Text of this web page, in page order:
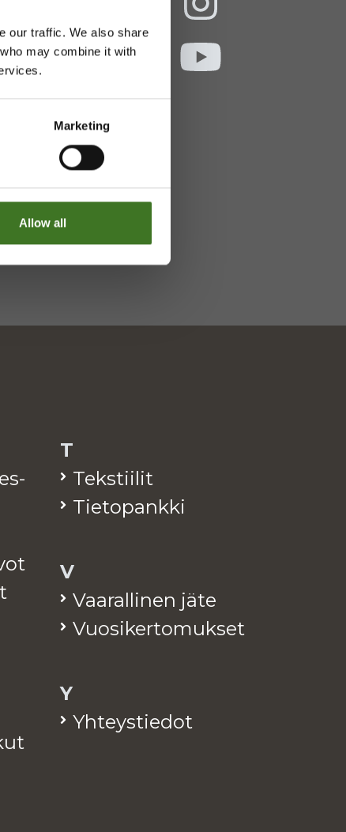
our traffic. We also share
may combine it with
Marketing
Allow all
T
Teks­tii­lit
Tie­to­pank­ki
V
Vaa­ral­li­nen jäte
Vuo­si­ker­to­muk­set
Y
Yh­teys­tie­dot